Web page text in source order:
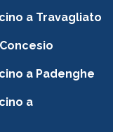
a Travagliato
a Padenghe
a